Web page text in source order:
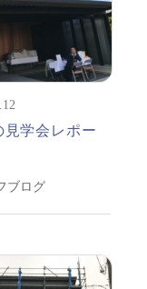
見学会レポー
ブログ